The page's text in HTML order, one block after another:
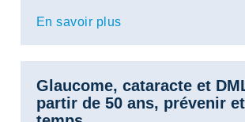
En savoir plus
Glaucome, cataracte et
partir de 50 ans, prévenir